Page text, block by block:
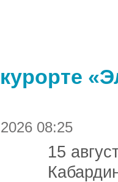
курорте
08:25
15